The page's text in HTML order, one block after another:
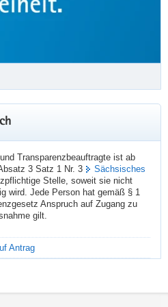
von Künstlicher Intelligenz
zur Modernisierung
Transparenzbeauftragte ist ab
3 Satz 1 Nr. 3
Sächsisches
Stelle, soweit sie nicht
wird. Jede Person hat gemäß § 1
Anspruch auf Zugang zu
gilt.
Antrag